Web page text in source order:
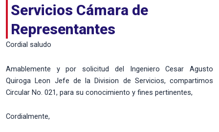
Servicios Cámara de
Representantes
Cordial saludo
Amablemente y por solicitud del Ingeniero Cesar Agusto
Quiroga Leon Jefe de la Division de Servicios, compartimos
Circular No. 021, para su conocimiento y fines pertinentes,
Cordialmente,